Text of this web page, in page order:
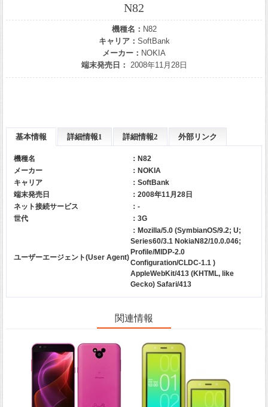
N82
機種名： N82
キャリア： SoftBank
メーカー： NOKIA
端末発売日： 2008年11月28日
基本情報 詳細情報1 詳細情報2 外部リンク
機種名
：N82
メーカー
： NOKIA
キャリア
： SoftBank
端末発売日
：2008年11月28日
ネット接続サービス
：-
世代
：3G
ユーザーエージェント(User Agent)
：Mozilla/5.0 (SymbianOS/9.2; U;
Series60/3.1 NokiaN82/10.0.046;
Profile/MIDP-2.0
Configuration/CLDC-1.1 )
AppleWebKit/413 (KHTML, like
Gecko) Safari/413
関連情報